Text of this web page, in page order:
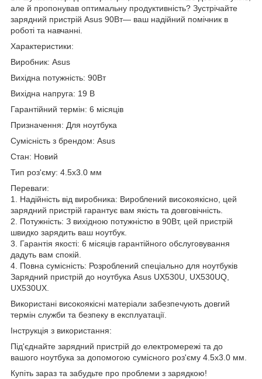
але й пропонував оптимальну продуктивність? Зустрічайте
зарядний пристрій Asus 90Вт— ваш надійний помічник в
роботі та навчанні.
Характеристики:
Виробник: Asus
Вихідна потужність: 90Вт
Вихідна напруга: 19 В
Гарантійний термін: 6 місяців
Призначення: Для ноутбука
Сумісність з брендом: Asus
Стан: Новий
Тип роз'єму: 4.5x3.0 мм
Переваги:
1. Надійність від виробника: Вироблений високоякісно, цей
зарядний пристрій гарантує вам якість та довговічність.
2. Потужність: З вихідною потужністю в 90Вт, цей пристрій
швидко зарядить ваш ноутбук.
3. Гарантія якості: 6 місяців гарантійного обслуговування
дадуть вам спокій.
4. Повна сумісність: Розроблений спеціально для ноутбуків
Зарядний пристрій до ноутбука Asus UX530U, UX530UQ,
UX530UX.
Використані високоякісні матеріали забезпечують довгий
термін служби та безпеку в експлуатації.
Інструкція з використання:
Під'єднайте зарядний пристрій до електромережі та до
вашого ноутбука за допомогою сумісного роз'єму 4.5x3.0 мм.
Купіть зараз та забудьте про проблеми з зарядкою!